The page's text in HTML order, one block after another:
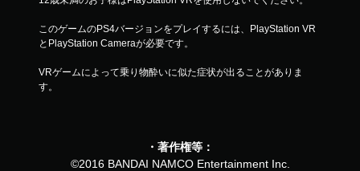
このゲームのPS4バージョンをプレイするには、PlayStation VR
とPlayStation Cameraが必要です。
VRゲームによって乗り物酔いに似た症状が出ることがありま
す。
・著作権等：
©2016 BANDAI NAMCO Entertainment Inc.